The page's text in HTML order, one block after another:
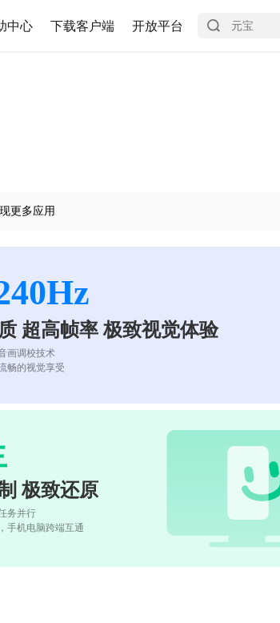
中心 下载客户端 开放平台
更多应用
超高帧率 极致视觉体验
画调校技术
畅的视觉享受
极致还原
务并行
手机电脑跨端互通